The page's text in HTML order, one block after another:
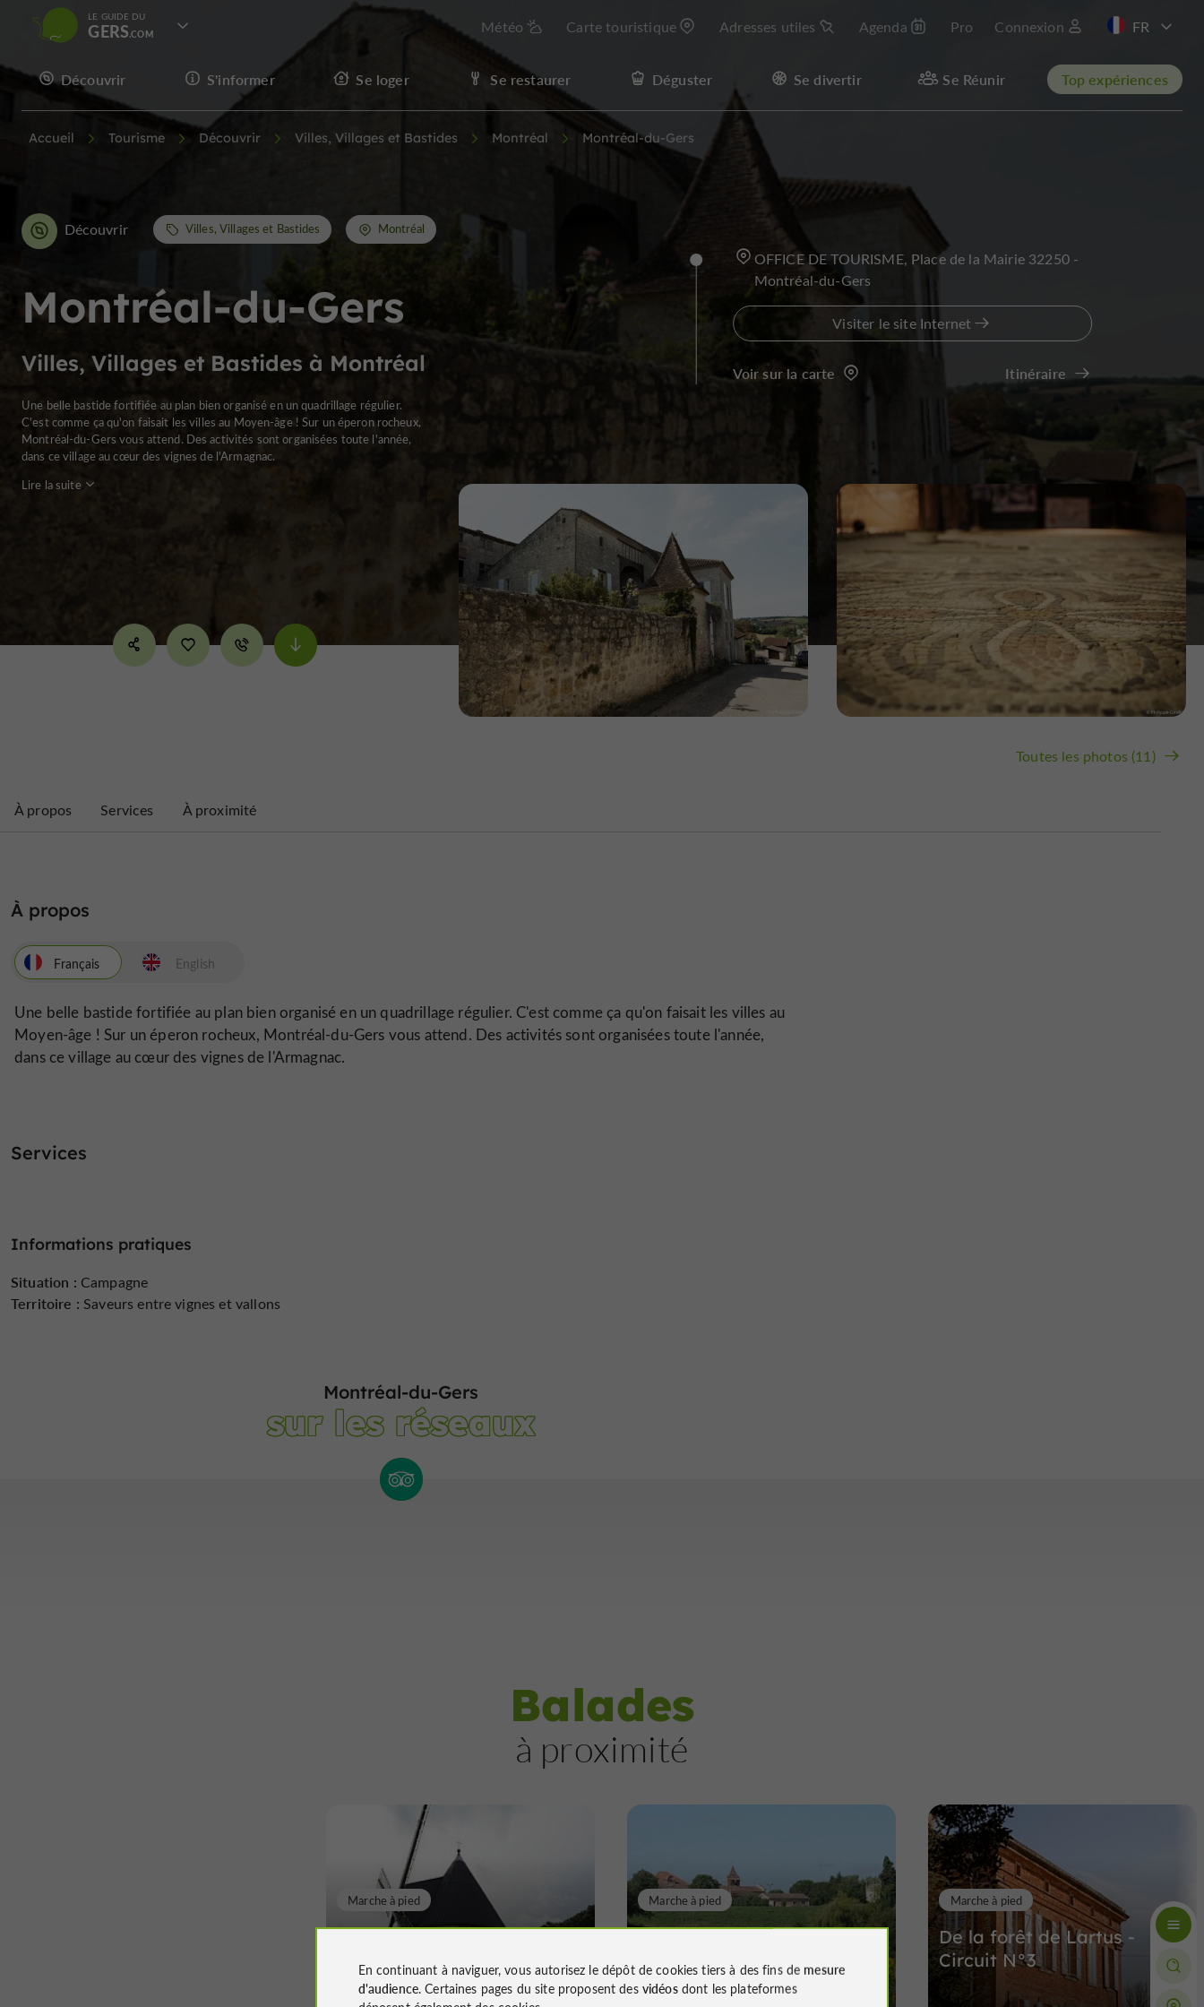
LE GUIDE DU
GERS Météo Carte touristique Adresses utiles Agenda Pro Connexion
EN
Découvrir S'informer Se loger Se restaurer Déguster Se divertir Se Réunir Top expériences
Accueil Tourisme Découvrir Villes, Villages et Bastides Montréal Montréal-du-Gers
Montréal-du-Gers
Villes, Villages et Bastides à Montréal
Découvrir Villes, Villages et Bastides Montréal
Une belle bastide fortifiée au plan bien organisé en un quadrillage régulier.
C'est comme ça qu'on faisait les villes au Moyen-âge ! Sur un éperon rocheux,
Montréal-du-Gers vous attend. Des activités sont organisées toute l'année,
dans ce village au cœur des vignes de l'Armagnac.
Lire la suite
Toutes les photos (11)
OFFICE DE TOURISME, Place de la Mairie 32250 -
Montréal-du-Gers
Visiter le site Internet
Voir sur la carte Itinéraire
À propos Services À proximité
À propos
Français
Une belle bastide fortifiée au plan bien organisé en un quadrillage régulier. C'est comme ça qu'on faisait les villes au
Moyen-âge ! Sur un éperon rocheux, Montréal-du-Gers vous attend. Des activités sont organisées toute l'année,
dans ce village au cœur des vignes de l'Armagnac.
English
Services
Informations pratiques
Situation : Campagne
Territoire : Saveurs entre vignes et vallons
Montréal-du-Gers
sur les réseaux
Balades
à proximité
Du Moulin à Vent - Circuit
N°1
Marche à pied
Le Grand Tour de
Pujaudran
Marche à pied
De la forêt de Lartus -
Circuit N°3
Marche à pied
En continuant à naviguer, vous autorisez le dépôt de cookies tiers à des fins de mesure
d'audience. Certaines pages du site proposent des vidéosdont les plateformes